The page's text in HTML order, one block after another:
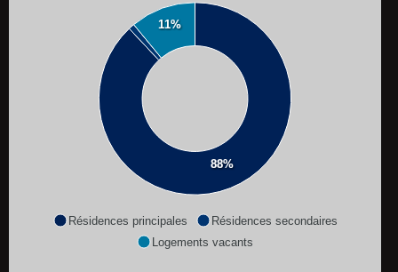
88%
11%
Résidences principales
Résidences secondaires
Logements vacants